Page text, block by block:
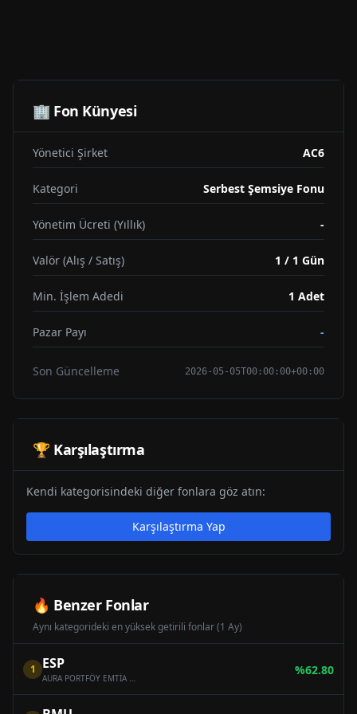
🏢 Fon Künyesi
Yönetici Şirket AC6
Kategori Serbest Şemsiye Fonu
Yönetim Ücreti (Yıllık) -
Valör (Alış / Satış) 1 / 1 Gün
Min. İşlem Adedi 1 Adet
Pazar Payı -
Son Güncelleme 2026-05-05T00:00:00+00:00
🏆 Karşılaştırma
Kendi kategorisindeki diğer fonlara göz atın:
Karşılaştırma Yap
🔥 Benzer Fonlar
Aynı kategorideki en yüksek getirili fonlar (1 Ay)
1 ESP
AURA PORTFÖY EMTİA SERBEST FON
%62.80